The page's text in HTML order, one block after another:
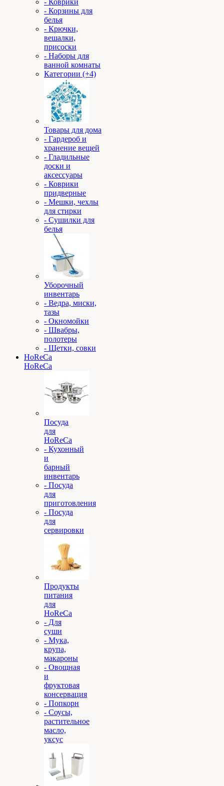
- Коврики
- Корзины для
белья
- Крючки,
вешалки,
присоски
- Наборы для
ванной комнаты
Категории (+4)
Товары для дома
- Гардероб и
хранение вещей
- Гладильные
доски и
аксессуары
- Коврики
придверные
- Мешки, чехлы
для стирки
- Сушилки для
белья
Уборочный
инвентарь
- Ведра, миски,
тазы
- Окномойки
- Швабры,
полотеры
- Щетки, совки
HoReCa
HoReCa
Посуда
для
HoReCa
- Кухонный
и
барный
инвентарь
- Посуда
для
приготовления
- Посуда
для
сервировки
Продукты
питания
для
HoReCa
- Для
суши
- Мука,
крупа,
макароны
- Овощная
и
фруктовая
консервация
- Попкорн
- Соусы,
растительное
масло,
уксус